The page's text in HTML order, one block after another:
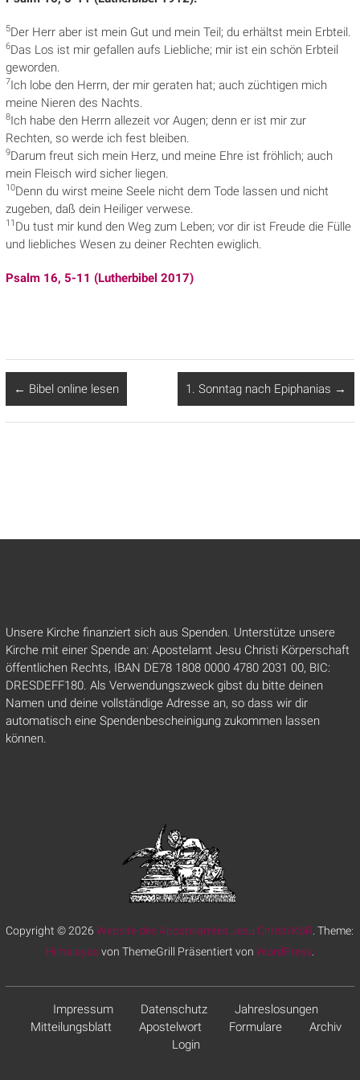
5Der Herr aber ist mein Gut und mein Teil; du erhältst mein Erbteil.
6Das Los ist mir gefallen aufs Liebliche; mir ist ein schön Erbteil
geworden.
7Ich lobe den Herrn, der mir geraten hat; auch züchtigen mich
meine Nieren des Nachts.
8Ich habe den Herrn allezeit vor Augen; denn er ist mir zur
Rechten, so werde ich fest bleiben.
9Darum freut sich mein Herz, und meine Ehre ist fröhlich; auch
mein Fleisch wird sicher liegen.
10Denn du wirst meine Seele nicht dem Tode lassen und nicht
zugeben, daß dein Heiliger verwese.
11 Du tust mir kund den Weg zum Leben; vor dir ist Freude die Fülle
und liebliches Wesen zu deiner Rechten ewiglich.
Psalm 16, 5-11 (Lutherbibel 2017)
← Bibel online lesen 1. Sonntag nach Epiphanias →
Unsere Kirche finanziert sich aus Spenden. Unterstütze unsere
Kirche mit einer Spende an: Apostelamt Jesu Christi Körperschaft
öffentlichen Rechts, IBAN DE78 1808 0000 4780 2031 00, BIC:
DRESDEFF180. Als Verwendungszweck gibst du bitte deinen
Namen und deine vollständige Adresse an, so dass wir dir
automatisch eine Spendenbescheinigung zukommen lassen
können.
Copyright © 2026Website des Apostelamtes Jesu Christi KöR . Theme:
Himalayasvon ThemeGrill Präsentiert von WordPress.
Impressum Datenschutz
Jahreslosungen
Mitteilungsblatt
Apostelwort Formulare
Archiv
Login